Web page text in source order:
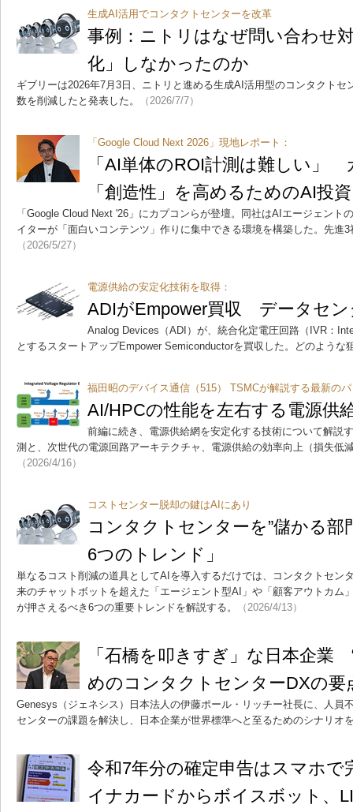
生成AI活用でコンタクトセンターを改革
事例：ニトリはなぜ問い合わせ
化」しなかったのか
ギブリーは2026年7月3日、ニトリと進める生成AI活用型のコンタクトセ
数を削減したと発表した。
（2026/7/7）
「Google Cloud Next 2026」現地レポート：
「AI単体のROI計測は難しい」
「創造性」を高めるためのAI投資
「Google Cloud Next '26」にカプコンらが登壇。同社はAIエージェント
イターが「面白いコンテンツ」作りに集中できる環境を構築した。先進
（2026/5/27）
電源供給の安定化技術を取得：
ADIがEmpower買収 データセン
Analog Devices（ADI）が、統合化定電圧回路（IVR：
とするスタートアップEmpower Semiconductorを買収した。どのような
福田昭のデバイス通信（515） TSMCが解説する最新の
AI/HPCの性能を左右する電源供
前編に続き、電源供給網を安定化する技術について解説
測と、次世代の電源回路アーキテクチャ、電源供給の効率向上（損失低
（2026/4/16）
コストセンター脱却の鍵はAIにあり
コンタクトセンターを”儲かる部
6つのトレンド」
単なるコスト削減の道具としてAIを導入するだけでは、コンタクトセン
来のチャットボットを超えた「エージェント型AI」や「顧客アウトカム
が押さえるべき6つの重要トレンドを解説する。
（2026/4/13）
「石橋を叩きすぎ」な日本企業
めのコンタクトセンターDXの要
Genesys（ジェネシス）日本法人の伊藤ポール・リッチー社長に、人員
センターの課題を解決し、日本企業が世界標準へと至るためのシナリオ
令和7年分の確定申告はスマホ
イナカードからボイスボット、